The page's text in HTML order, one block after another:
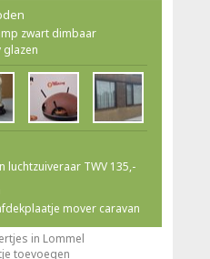
zwart dimbaar
glazen
luchtzuiveraar TWV 135,-
mover caravan
in Lommel
toevoegen